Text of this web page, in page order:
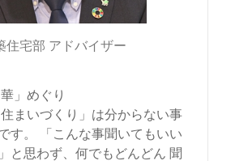
住宅部 アドバイザー
」めぐり
住まいづくり」は分からない事
す。 「こんな事聞いてもいい
と思わず、何でもどんどん 聞